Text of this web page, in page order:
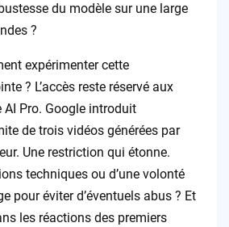
du modèle sur une large
?
expérimenter cette
? L’accès reste réservé aux
AI Pro. Google introduit
de trois vidéos générées par
Une restriction qui étonne.
techniques ou d’une volonté
pour éviter d’éventuels abus ? Et
les réactions des premiers